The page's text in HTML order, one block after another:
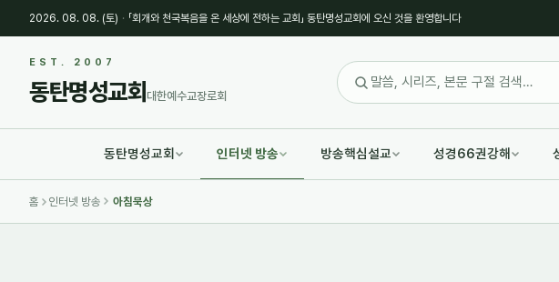
2026. 08. 08. (토) · 「회개와 천국복음을 온 세상에 전하는 교회」 동탄명성교회에 오신 것을 환영합니다
EST. 2007
동탄명성교회 대한예수교장로회
동탄명성교회 인터넷 방송 방송핵심설교 성경66권강해
홈 인터넷 방송 아침묵상
Sketchbook5, 스케치북5
Sketchbook5, 스케치북5
Sketchbook5, 스케치북5
Sketchbook5, 스케치북5